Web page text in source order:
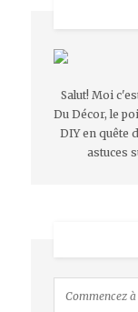
Salut! Moi
Du Décor, le
DIY en quête
astuces